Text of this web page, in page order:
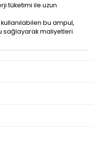
tüketimi ile uzun
bu ampul,
sağlayarak maliyetleri